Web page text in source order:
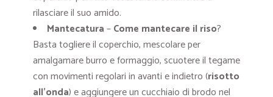
rilasciare il suo amido.
Mantecatura–Come mantecare il riso?
Basta togliere il coperchio, mescolare per
amalgamare burro e formaggio, scuotere il tegame
con movimenti regolari in avanti e indietro (risotto
all’onda) e aggiungere un cucchiaio di brodo nel